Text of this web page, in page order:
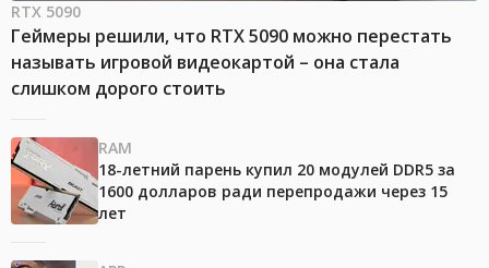
RTX 5090
Геймеры решили, что RTX 5090 можно перестать
называть игровой видеокартой – она стала
слишком дорого стоить
RAM
18-летний парень купил 20 модулей DDR5 за
1600 долларов ради перепродажи через 15
лет